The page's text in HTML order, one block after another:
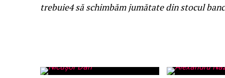
trebuie4 să schimbăm jumătate din stocul